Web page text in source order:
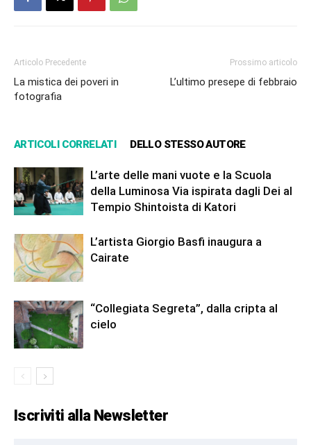
Articolo Precedente
La mistica dei poveri in
fotografia
Prossimo articolo
L’ultimo presepe di febbraio
ARTICOLI CORRELATI DELLO STESSO AUTORE
L’arte delle mani vuote e la Scuola
della Luminosa Via ispirata dagli Dei al
Tempio Shintoista di Katori
L’artista Giorgio Basfi inaugura a
Cairate
“Collegiata Segreta”, dalla cripta al
cielo
Iscriviti alla Newsletter